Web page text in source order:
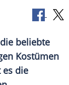
beliebte
Kostümen
es die